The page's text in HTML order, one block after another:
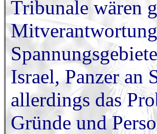
Tribunale wären
Israel, Panzer an
allerdings das
Gründe und